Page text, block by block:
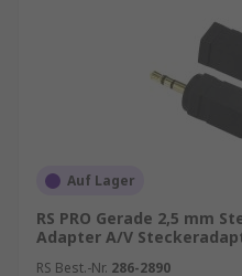
Auf Lager
RS PRO Gerade 2,5 mm
Adapter A/V
RS Best.-Nr. 286-2890